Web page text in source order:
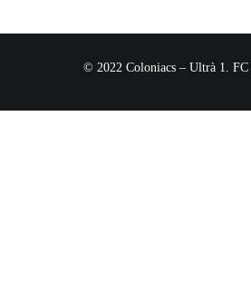
© 2022 Coloniacs – Ultrà 1.